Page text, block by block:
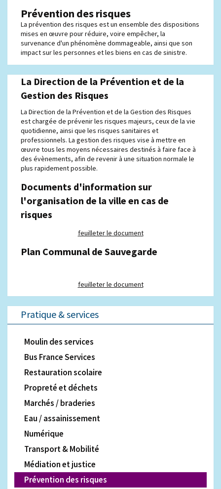
Prévention des risques
La prévention des risques est un ensemble des dispositions
mises en œuvre pour réduire, voire empêcher, la
survenance d'un phénomène dommageable, ainsi que son
impact sur les personnes et les biens en cas de sinistre.
La Direction de la Prévention et de la
Gestion des Risques
La Direction de la Prévention et de la Gestion des Risques
est chargée de prévenir les risques majeurs, ceux de la vie
quotidienne, ainsi que les risques sanitaires et
professionnels. La gestion des risques vise à mettre en
œuvre tous les moyens nécessaires destinés à faire face à
des évènements, afin de revenir à une situation normale le
plus rapidement possible.
Documents d'information sur
l'organisation de la ville en cas de
risques
feuilleter le document
Plan Communal de Sauvegarde
feuilleter le document
Pratique & services
Moulin des services
Bus France Services
Restauration scolaire
Propreté et déchets
Marchés / braderies
Eau / assainissement
Numérique
Transport & Mobilité
Médiation et justice
Prévention des risques